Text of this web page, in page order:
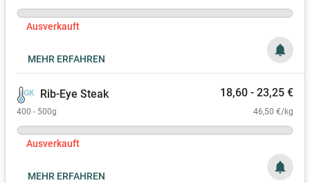
Ausverkauft
notifications
MEHR ERFAHREN
Rib-Eye Steak 18,60 - 23,25 €
400 - 500g 46,50 €/kg
Ausverkauft
notifications
MEHR ERFAHREN